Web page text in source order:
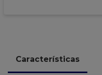
Características